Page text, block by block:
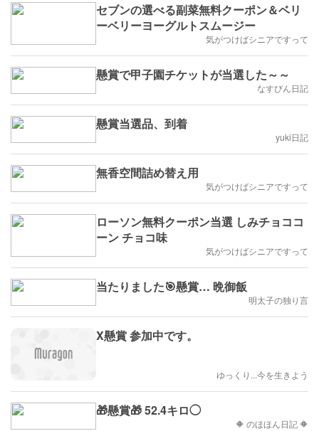
セブンの選べる副菜無料クーポン＆ベリ
ーベリーヨーグルトスムージー
気がつけばシニアですって
懸賞で甲子園チケットが当選した～～
なすびん日記
懸賞当選品、到着
yuki日記
無香空間詰め替え用
気がつけばシニアですって
ローソン無料クーポン当選 しみチョココ
ーン チョコ味
気がつけばシニアですって
当たりました🎯懸賞… 晩御飯
明太子の独り言
X懸賞 参加中です。
ゆっくり...今を生きよう
🎁懸賞🎁 52.4キロ◯
🔶 のほほん日記 🔶